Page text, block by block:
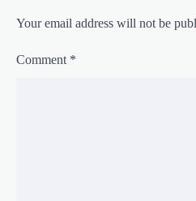
Your email address will not be
Comment *